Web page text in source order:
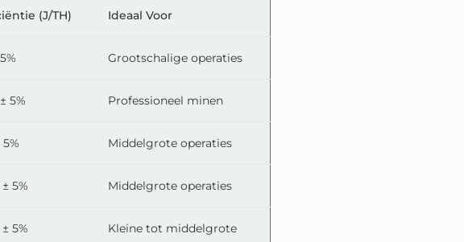
(J/TH) Ideaal Voor
Grootschalige operaties
5% Professioneel minen
Middelgrote operaties
5% Middelgrote operaties
5% Kleine tot middelgrote